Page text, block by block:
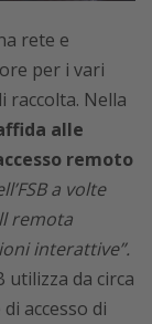
rete e
per i vari
raccolta. Nella
alle
remoto
a volte
remota
interattive”.
utilizza da circa
accesso di